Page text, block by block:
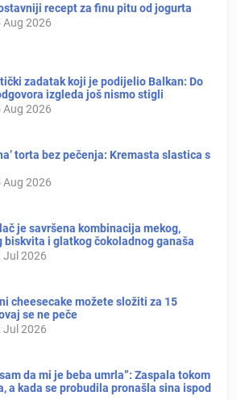
recept za finu pitu od jogurta
Aug 2026
zadatak koji je podijelio Balkan: Do
izgleda još nismo stigli
Aug 2026
torta bez pečenja: Kremasta slastica s
Aug 2026
je savršena kombinacija mekog,
biskvita i glatkog čokoladnog ganaša
Jul 2026
cheesecake možete složiti za 15
se ne peče
Jul 2026
da mi je beba umrla”: Zaspala tokom
a kada se probudila pronašla sina ispod